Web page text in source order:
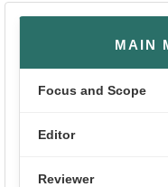
MAIN
Focus and Scope
Editor
Reviewer